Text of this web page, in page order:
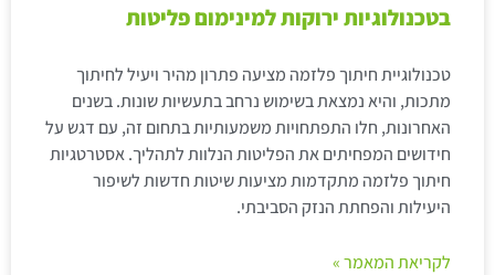
בטכנולוגיות ירוקות למינימום פליטות
טכנולוגיית חיתוך פלזמה מציעה פתרון מהיר ויעיל לחיתוך
מתכות, והיא נמצאת בשימוש נרחב בתעשיות שונות. בשנים
האחרונות, חלו התפתחויות משמעותיות בתחום זה, עם דגש על
חידושים המפחיתים את הפליטות הנלוות לתהליך. אסטרטגיות
חיתוך פלזמה מתקדמות מציעות שיטות חדשות לשיפור
היעילות והפחתת הנזק הסביבתי.
לקריאת המאמר »